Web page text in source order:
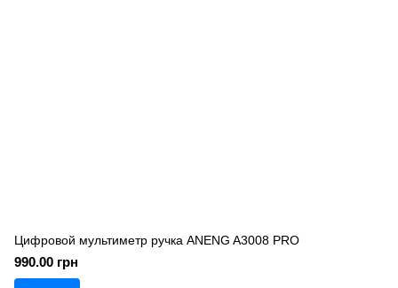
Цифровой мультиметр ручка ANENG A3008 PRO
990.00 грн